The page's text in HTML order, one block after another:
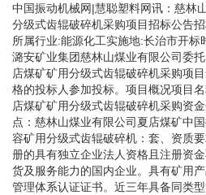
中国振动机械网|慧聪塑料网讯：慈林
分级式齿辊破碎机采购项目招标公告
所属行业:能源化工实施地:长治市开
潞安矿业集团慈林山煤业有限公司委
店煤矿矿用分级式齿辊破碎机采购项
格的投标人参加投标。项目概况项目
店煤矿矿用分级式齿辊破碎机采购资
点：慈林山煤业有限公司夏店煤矿中
容矿用分级式齿辊破碎机：套、资质
册的具有独立企业法人资格且注册资
货及服务能力的国内企业。具有矿用
管理体系认证证书。近三年具备同类